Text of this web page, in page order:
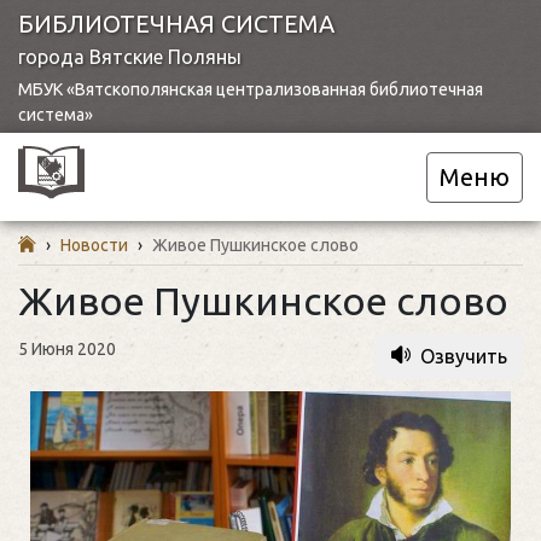
БИБЛИОТЕЧНАЯ СИСТЕМА
города Вятские Поляны
МБУК «Вятскополянская централизованная библиотечная
система»
Меню
› Новости › Живое Пушкинское слово
Живое Пушкинское слово
5 Июня 2020 Озвучить